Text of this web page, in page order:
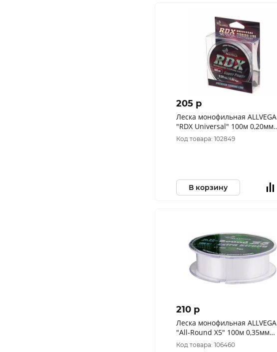
205 p
Леска монофильная ALLVEGA
"RDX Universal" 100м 0,20мм
(4,89кг) прозрачная
Код товара: 102849
В корзину
210 p
Леска монофильная ALLVEGA
"All-Round X5" 100м 0,35мм
(11,52кг) прозрачная
Код товара: 106460